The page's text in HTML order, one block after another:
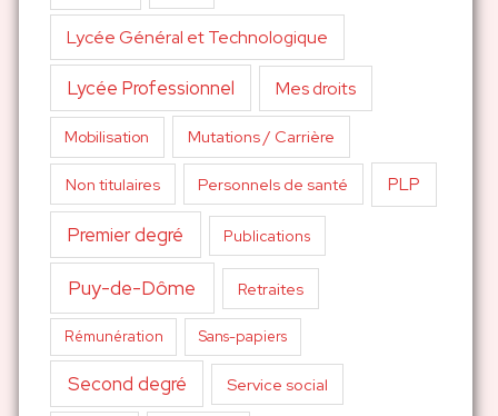
Lycée Général et Technologique
Lycée Professionnel Mes droits
Mobilisation Mutations / Carrière
Non titulaires Personnels de santé PLP
Premier degré Publications
Puy-de-Dôme Retraites
Rémunération Sans-papiers
Second degré Service social